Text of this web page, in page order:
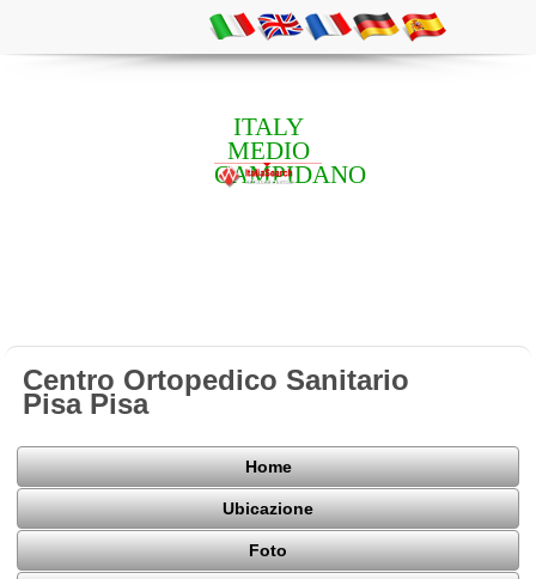
ITALY
MEDIO
CAMPIDANO
Centro Ortopedico Sanitario
Pisa Pisa
Home
Ubicazione
Foto